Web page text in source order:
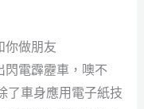
你做朋友
閃電霹靂車，噢不
了車身應用電子紙技